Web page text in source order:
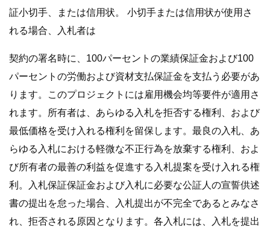
証小切手、または信用状。 小切手または信用状が使用さ
れる場合、入札者は
契約の署名時に、100パーセントの業績保証金および100
パーセントの労働および資材支払保証金を支払う必要があ
ります。このプロジェクトには雇用機会均等要件が適用さ
れます。所有者は、あらゆる入札を拒否する権利、および
最低価格を受け入れる権利を留保します。最良の入札、あ
らゆる入札における軽微な不正行為を放棄する権利、およ
び所有者の最善の利益を促進する入札提案を受け入れる権
利。入札保証保証金および入札に必要な公証人の宣誓供述
書の提出を怠った場合、入札提出が不完全であるとみなさ
れ、拒否される原因となります。各入札には、入札を提出